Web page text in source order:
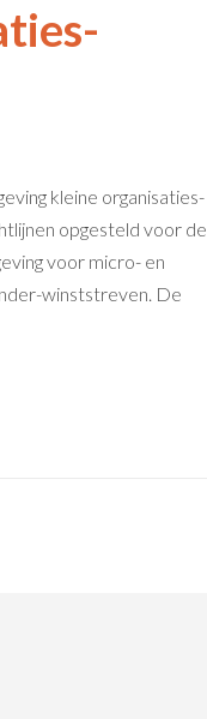
kleine organisaties-
opgesteld voor de
voor micro- en
winststreven. De